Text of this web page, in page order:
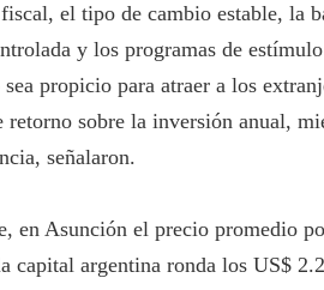
el tipo de cambio estable, la
y los programas de
sea propicio para atraer a los
retorno sobre la inversión anual,
señalaron.
en Asunción el precio promedio
capital argentina ronda los US$